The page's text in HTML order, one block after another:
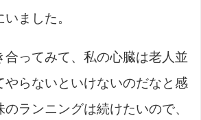
ました。
合ってみて、私の心臓は老人並
やらないといけないのだなと感
のランニングは続けたいので、